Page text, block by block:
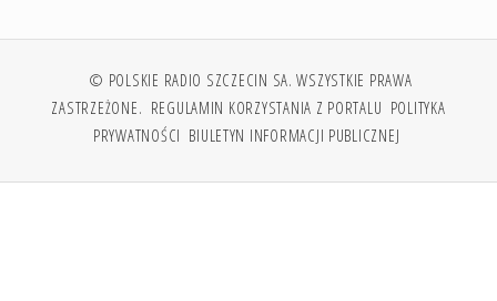
© POLSKIE RADIO SZCZECIN SA. WSZYSTKIE PRAWA
ZASTRZEŻONE. REGULAMIN KORZYSTANIA Z PORTALU POLITYKA
PRYWATNOŚCI BIULETYN INFORMACJI PUBLICZNEJ